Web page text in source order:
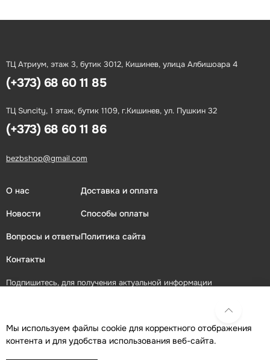
ТЦ Атриум, этаж 3, бутик 3012, Кишинев, улица Албишоара 4
(+373) 68 60 11 85
ТЦ Suncity, 1 этаж, бутик 1109, г.Кишинев, ул. Пушкин 32
(+373) 68 60 11 86
bezbshop@gmail.com
О нас
Новости
Вопросы и ответы
Контакты
Доставка и оплата
Способы оплаты
Политика сайта
Подпишитесь, для получения актуальной информации
ПОДПИСАТЬСЯ
Присоединяйтесь в социальных сетях
Мы используем файлы cookie для корректного отображения
контента и для удобства использования веб-сайта.